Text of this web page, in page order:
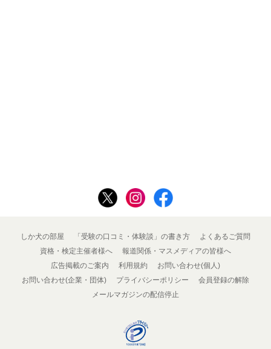
しか犬の部屋 「受験の口コミ・体験談」の書き方
よくあるご質問
資格・検定主催者様へ
報道関係・マスメディアの皆様へ
広告掲載のご案内
利用規約
お問い合わせ(個人)
お問い合わせ(企業・団体)
プライバシーポリシー
会員登録の解除
メールマガジンの配信停止